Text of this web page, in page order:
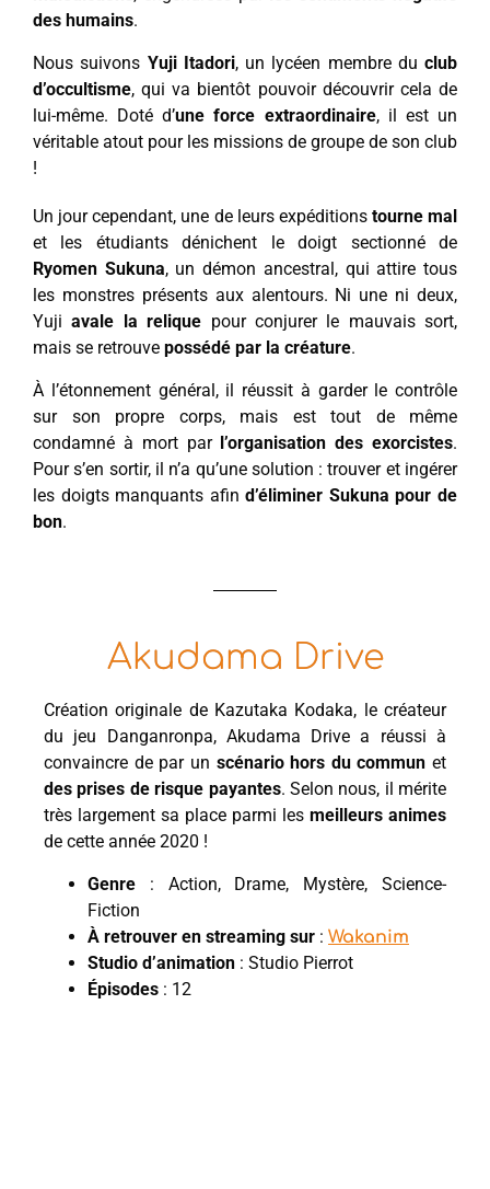
des humains.
Nous suivons Yuji Itadori, un lycéen membre du club
d’occultisme, qui va bientôt pouvoir découvrir cela de
lui-même. Doté d’une force extraordinaire, il est un
véritable atout pour les missions de groupe de son club
!
Un jour cependant, une de leurs expéditions tourne mal
et les étudiants dénichent le doigt sectionné de
Ryomen Sukuna, un démon ancestral, qui attire tous
les monstres présents aux alentours. Ni une ni deux,
Yujiavale la relique pour conjurer le mauvais sort,
mais se retrouve possédé par la créature.
À l’étonnement général, il réussit à garder le contrôle
sur son propre corps, mais est tout de même
condamné à mort par l’organisation des exorcistes.
Pour s’en sortir, il n’a qu’une solution : trouver et ingérer
les doigts manquants afind’éliminer Sukuna pour de
bon.
Akudama Drive
Création originale de Kazutaka Kodaka, le créateur
du jeu Danganronpa, Akudama Drive a réussi à
convaincre de par un scénario hors du commun et
des prises de risque payantes. Selon nous, il mérite
très largement sa place parmi les meilleurs animes
de cette année 2020 !
Genre : Action, Drame, Mystère, Science-
Fiction
À retrouver en streaming sur : Wakanim
Studio d’animation : Studio Pierrot
Épisodes : 12